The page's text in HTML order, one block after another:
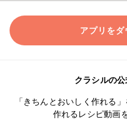
アプリをダ
クラシルの
「きちんとおいしく作れる
作れるレシピ動画